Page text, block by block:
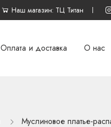
Наш магазин: ТЦ Титан
Оплата и доставка О нас
Муслиновое платье-